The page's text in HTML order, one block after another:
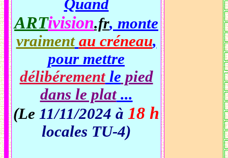
Quand
ARTivision.fr, monte
vraiment au créneau,
pour mettre
délibérementle pied
dans le plat...
(Le 11/11/2024 à 18 h
locales TU-4)